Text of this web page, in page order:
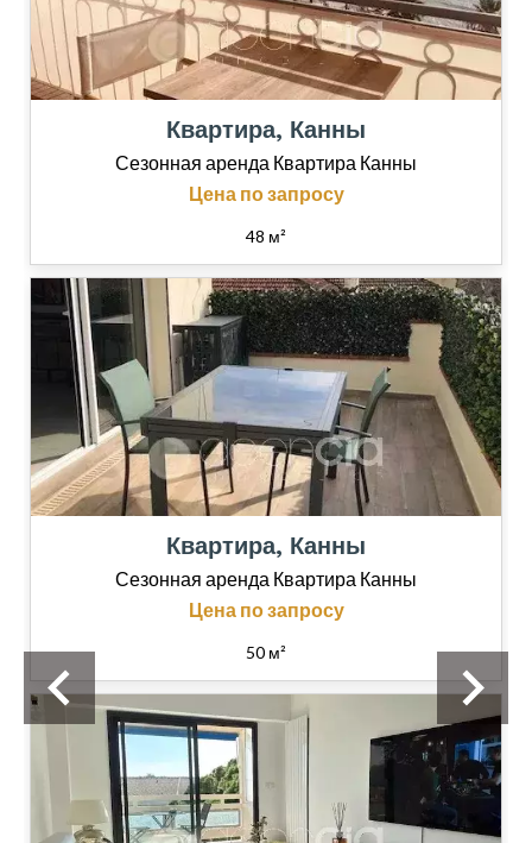
Квартира, Канны
Сезонная аренда Квартира Канны
Цена по запросу
48 м²
Квартира, Канны
Сезонная аренда Квартира Канны
Цена по запросу
50 м²